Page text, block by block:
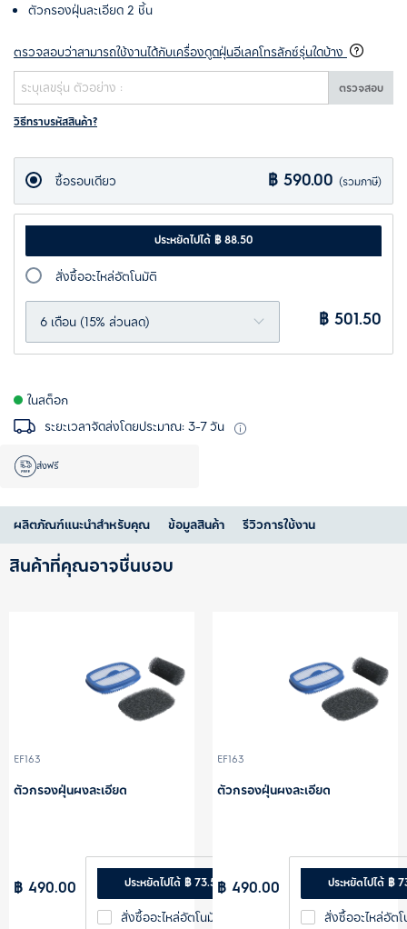
ตัวกรองฝุ่นละเอียด 2 ชิ้น
ตรวจสอบว่าสามารถใช้งานได้กับเครื่องดูดฝุ่นอีเลคโทรลักซ์รุ่นใดบ้าง
ตรวจสอบ
วิธีทราบรหัสสินค้า?
ซื้อรอบเดียว ฿ 590.00 (รวมภาษี)
ประหยัดไปได้ ฿ 88.50
สั่งซื้ออะไหล่อัตโนมัติ
6 เดือน (15% ส่วนลด) ฿ 501.50
ในสต็อก
ระยะเวลาจัดส่งโดยประมาณ: 3-7 วัน
ส่งฟรี
ผลิตภัณฑ์แนะนำสำหรับคุณ ข้อมูลสินค้า รีวิวการใช้งาน
สินค้าที่คุณอาจชื่นชอบ
EF163
ตัวกรองฝุ่นผงละเอียด
฿ 490.00 ประหยัดไปได้ ฿ 73.50
สั่งซื้ออะไหล่อัตโนมัติ
EF163
ตัวกรองฝุ่นผงละเอียด
฿ 490.00 ประหยัดไปได้ ฿
สั่งซื้ออะไหล่อัต